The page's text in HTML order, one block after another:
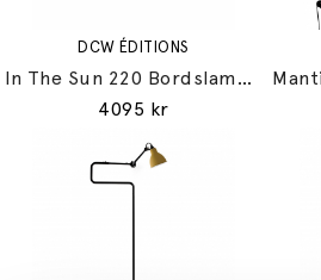
DCW ÉDITIONS
In The Sun 220 Bordslampa Silver/Gold
4095 kr